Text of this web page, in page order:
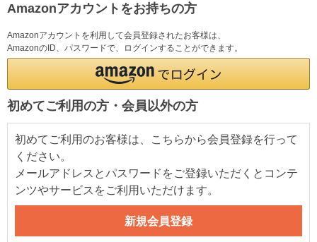
Amazonアカウントをお持ちの方
Amazonアカウントを利用して会員登録されたお客様は、
AmazonのID、パスワードで、ログインすることができます。
初めてご利用の方・会員以外の方
初めてご利用のお客様は、こちらから会員登録を行って
ください。
メールアドレスとパスワードをご登録いただくとコンテ
ンツやサービスをご利用いただけます。